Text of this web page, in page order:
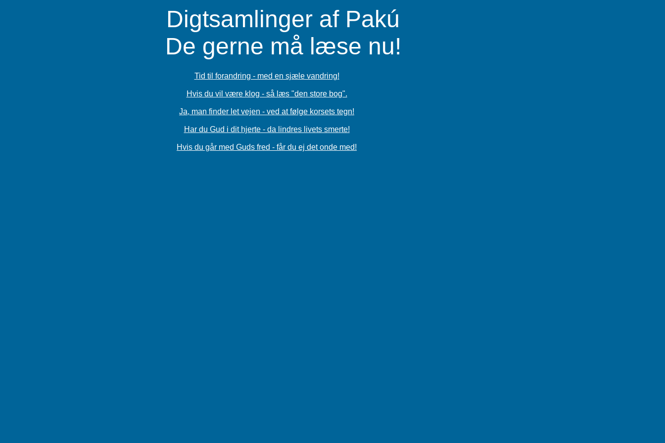
Digtsamlinger af Pakú
De gerne må læse nu!
Tid til forandring - med en sjæle vandring!
Hvis du vil være klog - så læs "den store bog".
Ja, man finder let vejen - ved at følge korsets tegn!
Har du Gud i dit hjerte - da lindres livets smerte!
Hvis du går med Guds fred - får du ej det onde med!